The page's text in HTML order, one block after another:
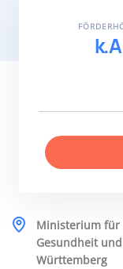
Ministerium für
Gesundheit
Württemberg
k.A